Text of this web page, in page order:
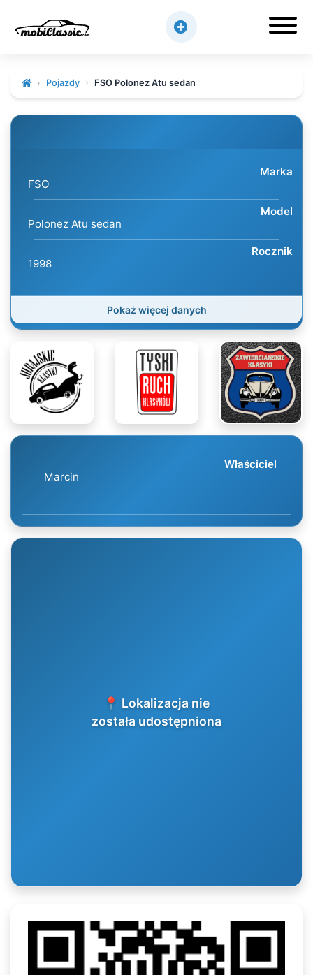
Pojazdy FSO Polonez Atu sedan
Marka
FSO
Model
Polonez Atu sedan
Rocznik
1998
Pokaż więcej danych
Właściciel
Marcin